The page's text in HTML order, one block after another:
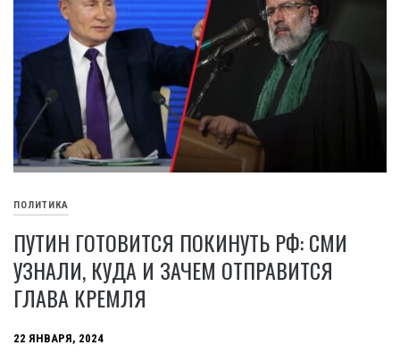
ПОЛИТИКА
ПУТИН ГОТОВИТСЯ ПОКИНУТЬ РФ: СМИ
УЗНАЛИ, КУДА И ЗАЧЕМ ОТПРАВИТСЯ
ГЛАВА КРЕМЛЯ
22 ЯНВАРЯ, 2024